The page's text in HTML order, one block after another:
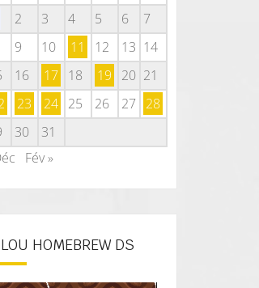
2 3 4 5 6
7
9 10 11 12 13 14
16 17 18 19 20 21
23 24 25 26 27
28
30
31
Fév »
HOMEBREW DS